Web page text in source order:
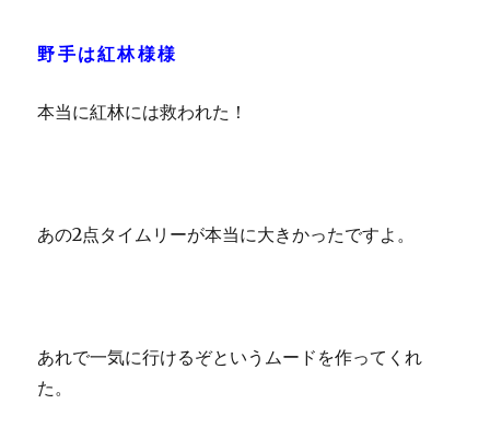
野手は紅林様様
本当に紅林には救われた！
あの2点タイムリーが本当に大きかったですよ。
あれで一気に行けるぞというムードを作ってくれ
た。